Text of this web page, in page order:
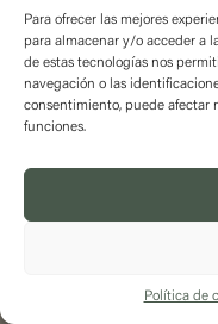
Para ofrecer las mejores
para almacenar y/o acceder a
de estas tecnologías nos
navegación o las
consentimiento, puede afectar
funciones.
Política de
Todos los derechos